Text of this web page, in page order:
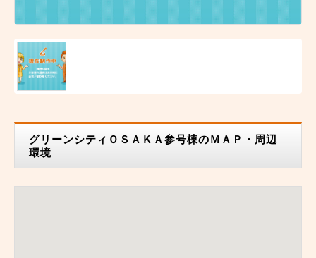
グリーンシティＯＳＡＫＡ参号棟のＭＡＰ・周辺
環境